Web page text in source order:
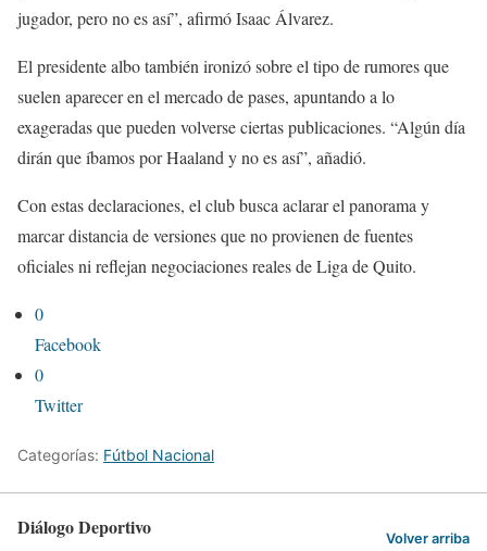
jugador, pero no es así”, afirmó Isaac Álvarez.
El presidente albo también ironizó sobre el tipo de rumores que
suelen aparecer en el mercado de pases, apuntando a lo
exageradas que pueden volverse ciertas publicaciones. “Algún día
dirán que íbamos por Haaland y no es así”, añadió.
Con estas declaraciones, el club busca aclarar el panorama y
marcar distancia de versiones que no provienen de fuentes
oficiales ni reflejan negociaciones reales de Liga de Quito.
0
Facebook
0
Twitter
Categorías: Fútbol Nacional
Diálogo Deportivo Volver arriba